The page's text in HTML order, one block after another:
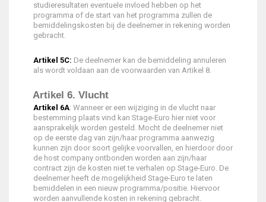
studieresultaten eventuele invloed hebben op het
programma of de start van het programma zullen de
bemiddelingskosten bij de deelnemer in rekening worden
gebracht.
Artikel 5C: De deelnemer kan de bemiddeling annuleren
als wordt voldaan aan de voorwaarden van Artikel 8.
Artikel 6. Vlucht
Artikel 6A: Wanneer er een wijziging in de vlucht naar
bestemming plaats vind kan Stage-Euro hier niet voor
aansprakelijk worden gesteld. Mocht de deelnemer niet
op de eerste dag van zijn/haar programma aanwezig
kunnen zijn door soort gelijke voorvallen, en hierdoor door
de host company ontbonden worden aan zijn/haar
contract zijn de kosten niet te verhalen op Stage-Euro. De
deelnemer heeft de mogelijkheid Stage-Euro te laten
bemiddelen in een nieuw programma/positie. Hiervoor
worden aanvullende kosten in rekening gebracht.